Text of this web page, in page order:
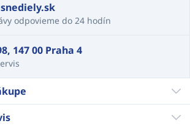
odpovieme do 24 hodín
147 00 Praha 4